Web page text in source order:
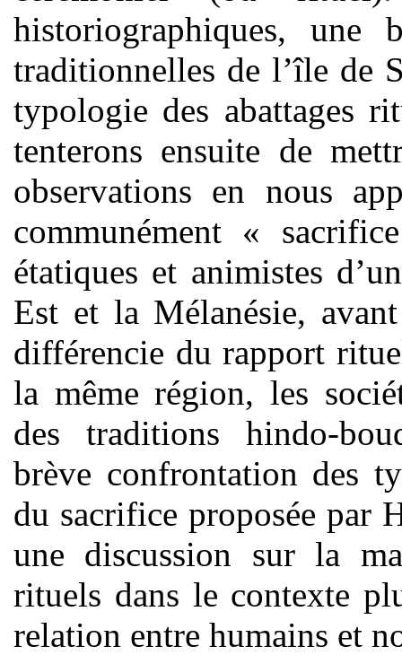
historiographiques, une
traditionnelles de l’île de
typologie des abattages
tenterons ensuite de
observations en nous
communément «
étatiques et animistes
Est et la Mélanésie,
différencie du rapport
la même région, les
des traditions hindo-
brève confrontation des
du sacrifice proposée par
une discussion sur la
rituels dans le contexte
relation entre humains et